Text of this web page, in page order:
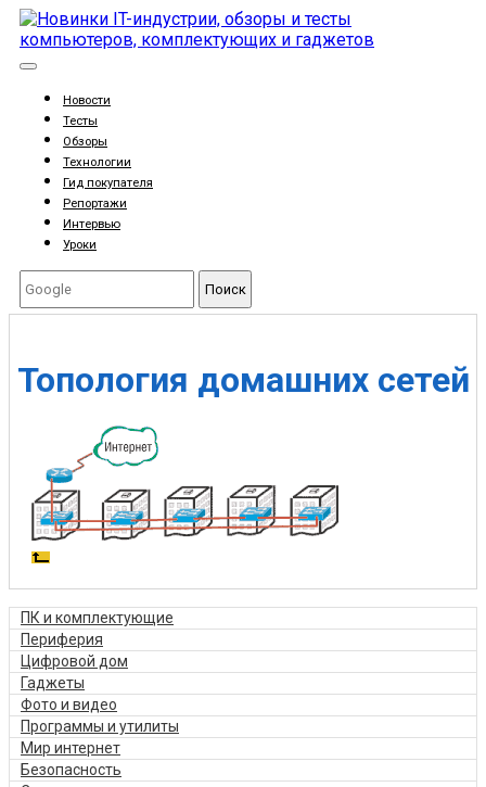
Новости
Тесты
Обзоры
Технологии
Гид покупателя
Репортажи
Интервью
Уроки
Поиск
Топология домашних сетей
ПК и комплектующие
Периферия
Цифровой дом
Гаджеты
Фото и видео
Программы и утилиты
Мир интернет
Безопасность